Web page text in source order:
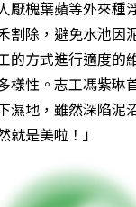
厭槐葉蘋等外來種
割除，避免水池因
的方式進行適度的
樣性。志工馮紫琳
濕地，雖然深陷泥
就是美啦！」